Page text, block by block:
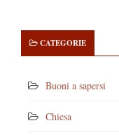
CATEGORIE
Buoni a sapersi
Chiesa